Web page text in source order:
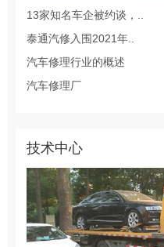
13家知名车企被约谈，..
泰通汽修入围2021年..
汽车修理行业的概述
汽车修理厂
技术中心